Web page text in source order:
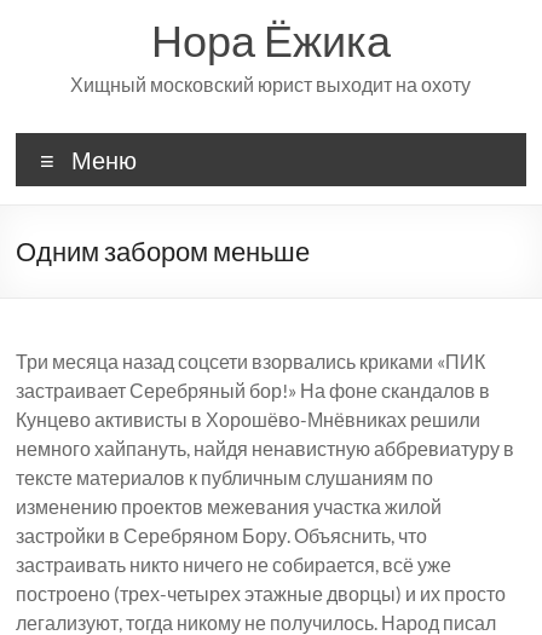
Нора Ёжика
Хищный московский юрист выходит на охоту
Меню
Одним забором меньше
Три месяца назад соцсети взорвались криками «ПИК
застраивает Серебряный бор!» На фоне скандалов в
Кунцево активисты в Хорошёво-Мнёвниках решили
немного хайпануть, найдя ненавистную аббревиатуру в
тексте материалов к публичным слушаниям по
изменению проектов межевания участка жилой
застройки в Серебряном Бору. Объяснить, что
застраивать никто ничего не собирается, всё уже
построено (трех-четырех этажные дворцы) и их просто
легализуют, тогда никому не получилось. Народ писал